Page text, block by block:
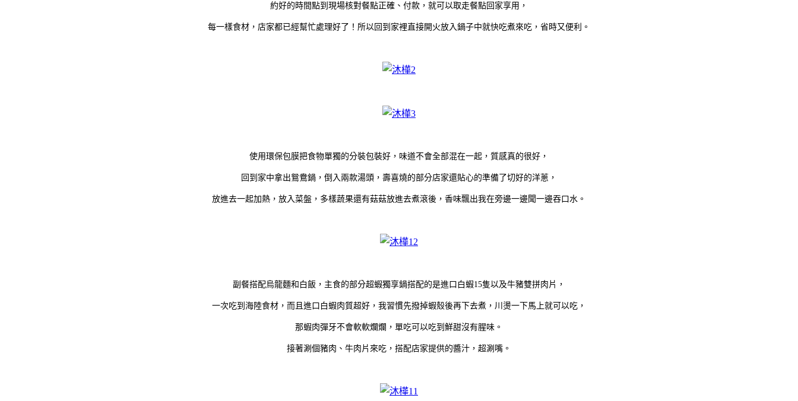
約好的時間點到現場核對餐點正確、付款，就可以取走餐點回家享用，
每一樣食材，店家都已經幫忙處理好了！所以回到家裡直接開火放入鍋子中就快吃煮來吃，省時又便利。
使用環保包膜把食物單獨的分裝包裝好，味道不會全部混在一起，質感真的很好，
回到家中拿出鴛鴦鍋，倒入兩款湯頭，壽喜燒的部分店家還貼心的準備了切好的洋蔥，
放進去一起加熱，放入菜盤，多樣蔬果還有菇菇放進去煮滾後，香味飄出我在旁邊一邊聞一邊吞口水。
副餐搭配烏龍麵和白飯，主食的部分超蝦獨享鍋搭配的是進口白蝦15隻以及牛豬雙拼肉片，
一次吃到海陸食材，而且進口白蝦肉質超好，我習慣先撥掉蝦殼後再下去煮，川燙一下馬上就可以吃，
那蝦肉彈牙不會軟軟爛爛，單吃可以吃到鮮甜沒有腥味。
接著涮個豬肉、牛肉片來吃，搭配店家提供的醬汁，超涮嘴。